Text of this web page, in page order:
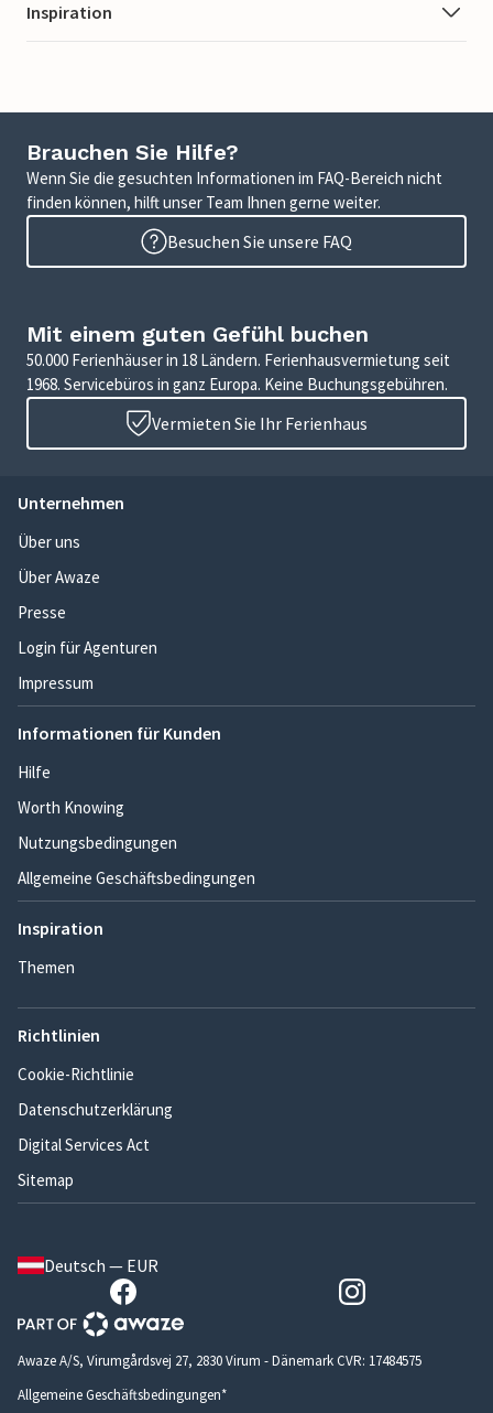
Inspiration
Brauchen Sie Hilfe?
Wenn Sie die gesuchten Informationen im FAQ-Bereich nicht
finden können, hilft unser Team Ihnen gerne weiter.
Besuchen Sie unsere FAQ
Mit einem guten Gefühl buchen
50.000 Ferienhäuser in 18 Ländern. Ferienhausvermietung seit
1968. Servicebüros in ganz Europa. Keine Buchungsgebühren.
Vermieten Sie Ihr Ferienhaus
Unternehmen
Über uns
Über Awaze
Presse
Login für Agenturen
Impressum
Informationen für Kunden
Hilfe
Worth Knowing
Nutzungsbedingungen
Allgemeine Geschäftsbedingungen
Inspiration
Themen
Richtlinien
Cookie-Richtlinie
Datenschutzerklärung
Digital Services Act
Sitemap
Deutsch — EUR
Awaze A/S, Virumgårdsvej 27, 2830 Virum - Dänemark CVR: 17484575
Allgemeine Geschäftsbedingungen*